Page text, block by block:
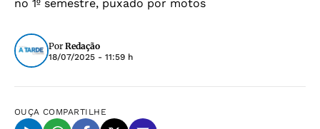
no 1º semestre, puxado por motos
Por Redação
18/07/2025 - 11:59 h
OUÇA COMPARTILHE